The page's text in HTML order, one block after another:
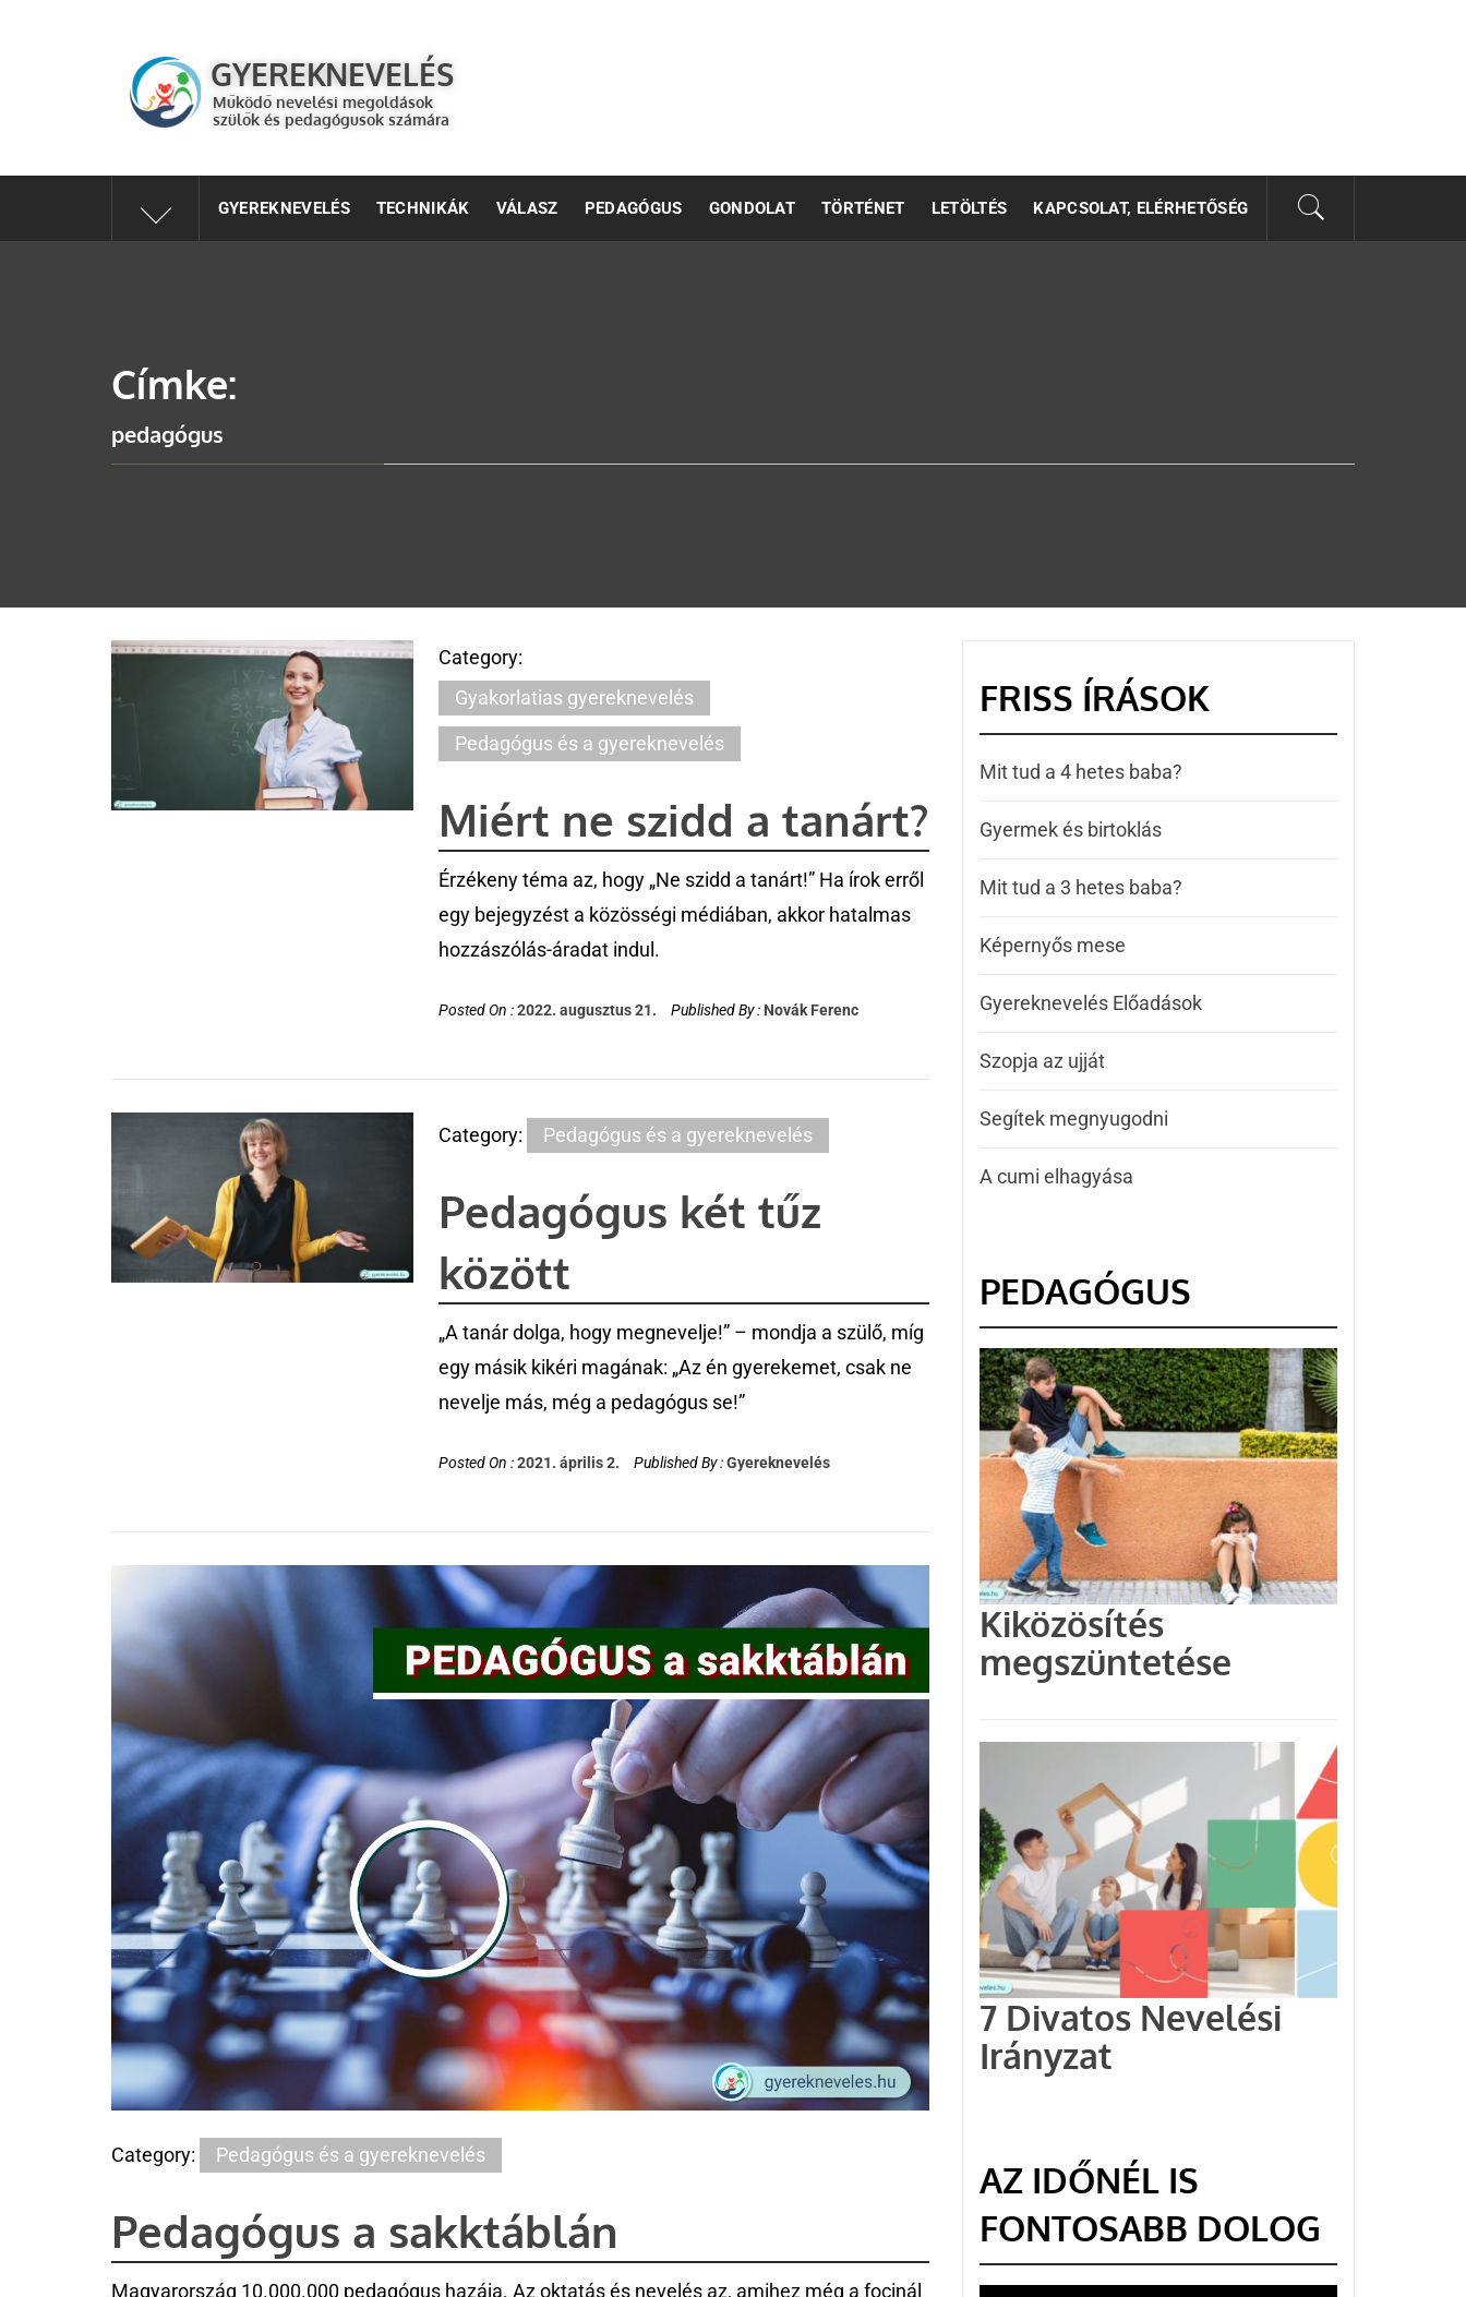
GYEREKNEVELÉS
GYEREKNEVELÉS
Működő nevelési megoldások
szülők és pedagógusok számára
GYEREKNEVELÉS TECHNIKÁK VÁLASZ PEDAGÓGUS GONDOLAT TÖRTÉNET LETÖLTÉS KAPCSOLAT, ELÉRHETŐSÉG
Címke:
pedagógus
Category:
Gyakorlatias gyereknevelés
Pedagógus és a gyereknevelés
Miért ne szidd a tanárt?
Érzékeny téma az, hogy „Ne szidd a tanárt!” Ha írok erről
egy bejegyzést a közösségi médiában, akkor hatalmas
hozzászólás-áradat indul.
Posted On :2022. augusztus 21. Published By : Novák Ferenc
Category: Pedagógus és a gyereknevelés
Pedagógus két tűz
között
„A tanár dolga, hogy megnevelje!” – mondja a szülő, míg
egy másik kikéri magának: „Az én gyerekemet, csak ne
nevelje más, még a pedagógus se!”
Posted On :2021. április 2. Published By :Gyereknevelés
Category: Pedagógus és a gyereknevelés
Pedagógus a sakktáblán
Magyarország 10.000.000 pedagógus hazája. Az oktatás és nevelés az, amihez még a focinál
FRISS ÍRÁSOK
Mit tud a 4 hetes baba?
Gyermek és birtoklás
Mit tud a 3 hetes baba?
Képernyős mese
Gyereknevelés Előadások
Szopja az ujját
Segítek megnyugodni
A cumi elhagyása
PEDAGÓGUS
Kiközösítés
megszüntetése
7 Divatos Nevelési
Irányzat
AZ IDŐNÉL IS
FONTOSABB DOLOG